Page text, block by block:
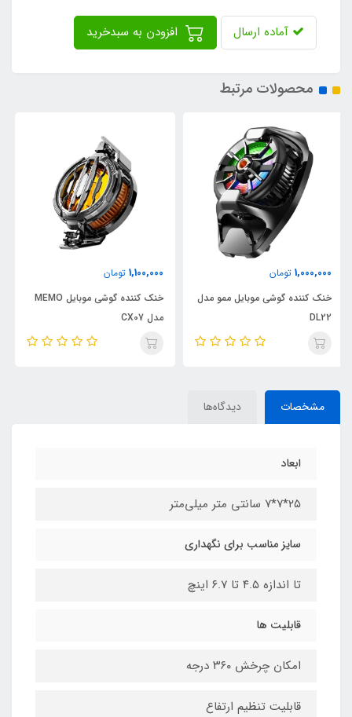
آماده ارسال
محصولات مرتبط
مدل
1,100,000
خنک کننده گوشی موبایل MEMO
3,100,000
ساعت هوشمند هیسکا مدل
SERIES 8
مشخصات دیدگاه‌ها
ابعاد
۲۵*۷*۷ سانتی متر میلی‌متر
سایز مناسب برای نگهداری
تا اندازه ۴.۵ تا ۶.۷ اینچ
قابلیت ها
امکان چرخش ۳۶۰ درجه
قابلیت تنظیم ارتفاع